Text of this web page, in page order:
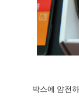
박스에 얌전